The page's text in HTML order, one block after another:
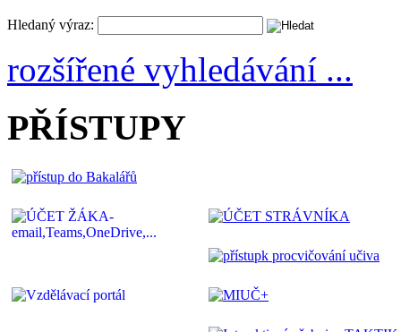
Hledaný výraz:
rozšířené vyhledávání ...
PŘÍSTUPY